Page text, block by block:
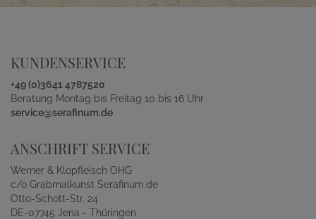
KUNDENSERVICE
+49 (0)3641 4787520
Beratung Montag bis Freitag 10 bis 16 Uhr
service@serafinum.de
ANSCHRIFT SERVICE
Werner & Klopfleisch OHG
c/o Grabmalkunst Serafinum.de
Otto-Schott-Str. 24
DE-07745 Jena - Thüringen